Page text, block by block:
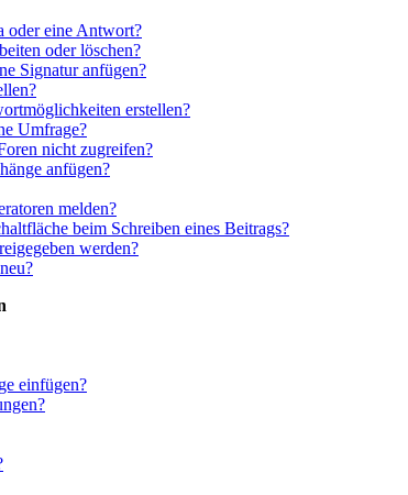
oder eine Antwort?
oder löschen?
Signatur anfügen?
erstellen?
Umfrage?
nicht zugreifen?
anfügen?
melden?
beim Schreiben eines Beitrags?
werden?
einfügen?